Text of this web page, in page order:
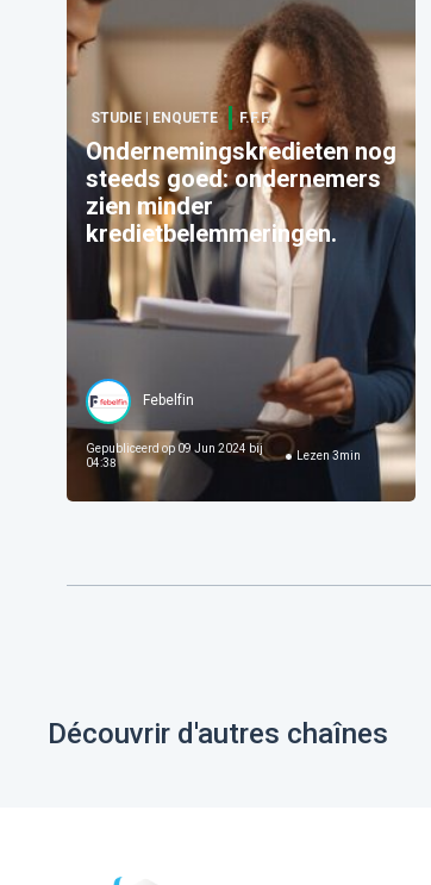
STUDIE | ENQUETE F.F.F.
Ondernemingskredieten nog
steeds goed: ondernemers
zien minder
kredietbelemmeringen.
Febelfin
Gepubliceerd op 09 Jun 2024 bij
04:38
Lezen3min
Découvrir d'autres chaînes